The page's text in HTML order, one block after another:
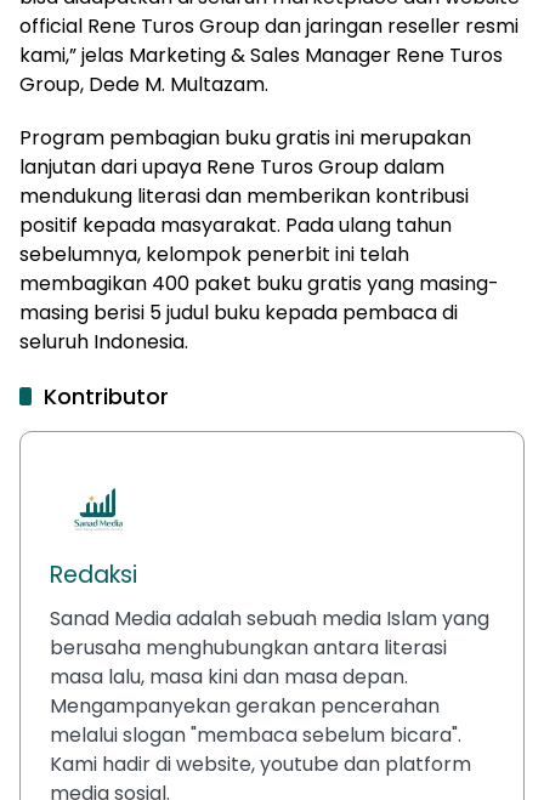
official Rene Turos Group dan jaringan reseller resmi
kami,” jelas Marketing & Sales Manager Rene Turos
Group, Dede M. Multazam.
Program pembagian buku gratis ini merupakan
lanjutan dari upaya Rene Turos Group dalam
mendukung literasi dan memberikan kontribusi
positif kepada masyarakat. Pada ulang tahun
sebelumnya, kelompok penerbit ini telah
membagikan 400 paket buku gratis yang masing-
masing berisi 5 judul buku kepada pembaca di
seluruh Indonesia.
Kontributor
Redaksi
Sanad Media adalah sebuah media Islam yang
berusaha menghubungkan antara literasi
masa lalu, masa kini dan masa depan.
Mengampanyekan gerakan pencerahan
melalui slogan "membaca sebelum bicara".
Kami hadir di website, youtube dan platform
media sosial.